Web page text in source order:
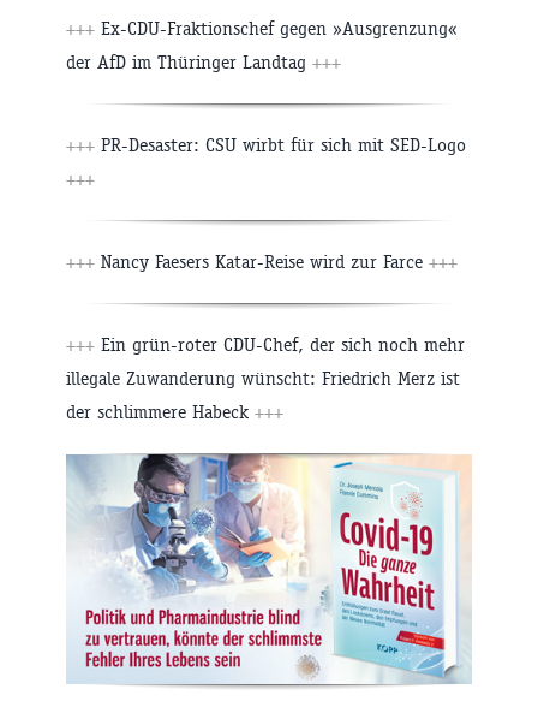
+++ Ex-CDU-Fraktionschef gegen »Ausgrenzung«
der AfD im Thüringer Landtag +++
+++ PR-Desaster: CSU wirbt für sich mit SED-Logo
+++
+++ Nancy Faesers Katar-Reise wird zur Farce +++
+++ Ein grün-roter CDU-Chef, der sich noch mehr
illegale Zuwanderung wünscht: Friedrich Merz ist
der schlimmere Habeck +++